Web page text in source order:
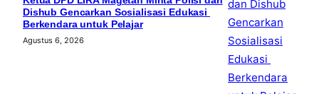
Dishub Gencarkan Sosialisasi Edukasi
Berkendara untuk Pelajar
Agustus 6, 2026